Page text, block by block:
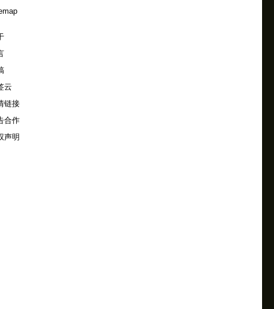
云
链接
合作
声明